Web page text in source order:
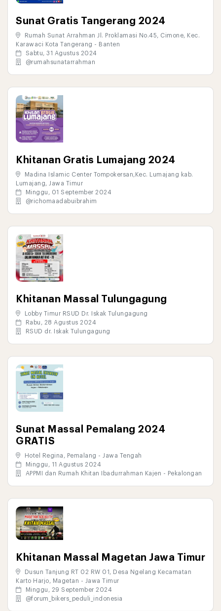
Sunat Gratis Tangerang 2024
Rumah Sunat Arrahman Jl. Proklamasi No.45, Cimone, Kec.
Karawaci Kota Tangerang - Banten
Sabtu, 31 Agustus 2024
@rumahsunatarrahman
Khitanan Gratis Lumajang 2024
Madina Islamic Center Tompokersan,Kec. Lumajang kab.
Lumajang, Jawa Timur
Minggu, 01 September 2024
@richomaadabuibrahim
Khitanan Massal Tulungagung
Lobby Timur RSUD Dr. Iskak Tulungagung
Rabu, 28 Agustus 2024
RSUD dr. Iskak Tulungagung
Sunat Massal Pemalang 2024
GRATIS
Hotel Regina, Pemalang - Jawa Tengah
Minggu, 11 Agustus 2024
APPMI dan Rumah Khitan Ibadurrahman Kajen - Pekalongan
Khitanan Massal Magetan Jawa Timur
Dusun Tanjung RT 02 RW 01, Desa Ngelang Kecamatan
Karto Harjo, Magetan - Jawa Timur
Minggu, 29 September 2024
@forum_bikers_peduli_indonesia